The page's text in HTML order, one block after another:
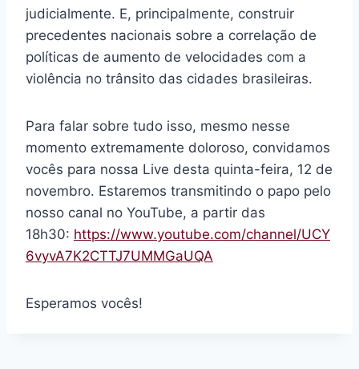
judicialmente. E, principalmente, construir
precedentes nacionais sobre a correlação de
políticas de aumento de velocidades com a
violência no trânsito das cidades brasileiras.
Para falar sobre tudo isso, mesmo nesse
momento extremamente doloroso, convidamos
vocês para nossa Live desta quinta-feira, 12 de
novembro. Estaremos transmitindo o papo pelo
nosso canal no YouTube, a partir das
18h30: https://www.youtube.com/channel/UCY
6vyvA7K2CTTJ7UMMGaUQA
Esperamos vocês!